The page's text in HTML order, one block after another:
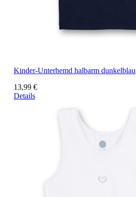
Kinder-Unterhemd halbarm dunkelblau
13,99 €
Details